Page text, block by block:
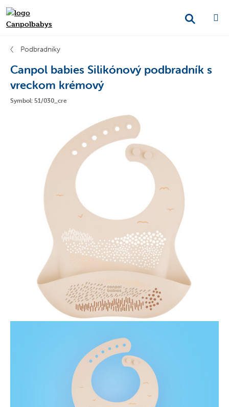
Podbradníky
Canpol babies Silikónový podbradník s
vreckom krémový
Symbol: 51/030_cre